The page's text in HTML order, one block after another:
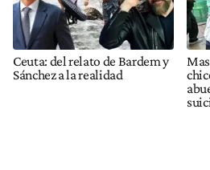
Ceuta: del relato de Bardem y
Sánchez a la realidad